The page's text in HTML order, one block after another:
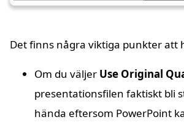
Det finns några viktiga punkter att
Om du väljer Use Original
presentationsfilen faktiskt bli
hända eftersom PowerPoint